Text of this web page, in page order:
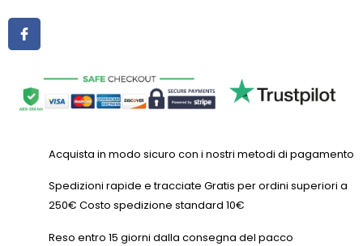
Acquista in modo sicuro con i nostri metodi di pagamento
Spedizioni rapide e tracciate Gratis per ordini superiori a
250€ Costo spedizione standard 10€
Reso entro 15 giorni dalla consegna del pacco